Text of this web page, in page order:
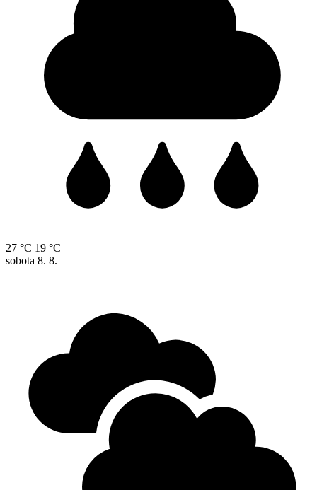
27 °C 19 °C
sobota 8. 8.